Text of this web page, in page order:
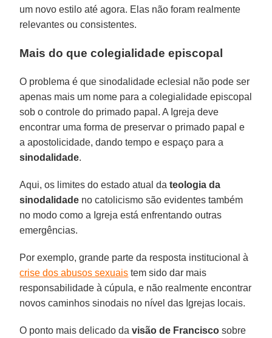
um novo estilo até agora. Elas não foram realmente
relevantes ou consistentes.
Mais do que colegialidade episcopal
O problema é que sinodalidade eclesial não pode ser
apenas mais um nome para a colegialidade episcopal
sob o controle do primado papal. A Igreja deve
encontrar uma forma de preservar o primado papal e
a apostolicidade, dando tempo e espaço para a
sinodalidade.
Aqui, os limites do estado atual dateologia da
sinodalidade no catolicismo são evidentes também
no modo como a Igreja está enfrentando outras
emergências.
Por exemplo, grande parte da resposta institucional à
crise dos abusos sexuais tem sido dar mais
responsabilidade à cúpula, e não realmente encontrar
novos caminhos sinodais no nível das Igrejas locais.
O ponto mais delicado davisão de Francisco sobre